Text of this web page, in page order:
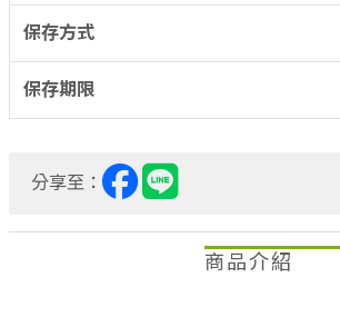
保存方式
保存期限
分享至：
商品介紹